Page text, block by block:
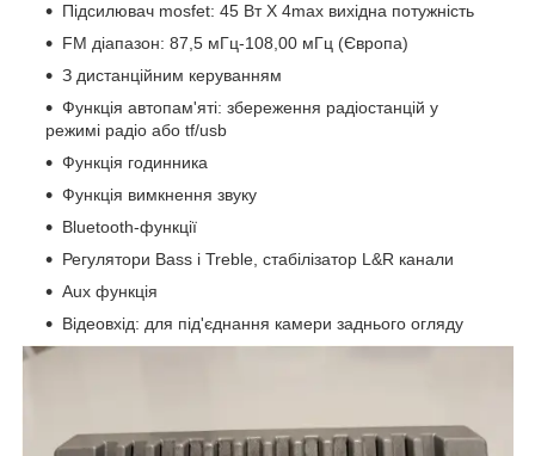
Підсилювач mosfet: 45 Вт X 4max вихідна потужність
FM діапазон: 87,5 мГц-108,00 мГц (Європа)
З дистанційним керуванням
Функція автопам'яті: збереження радіостанцій у
режимі радіо або tf/usb
Функція годинника
Функція вимкнення звуку
Bluetooth-функції
Регулятори Bass і Treble, стабілізатор L&R канали
Aux функція
Відеовхід: для під'єднання камери заднього огляду